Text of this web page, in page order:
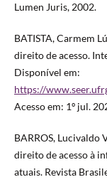
Lumen Juris, 2002.
BATISTA, Carmem
direito de acesso.
Disponível em:
https://
Acesso em: 1º jul.
BARROS, Lucivaldo
direito de acesso à
atuais. Revista